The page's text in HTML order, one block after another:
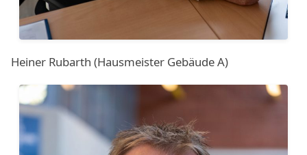
Heiner Rubarth (Hausmeister Gebäude A)